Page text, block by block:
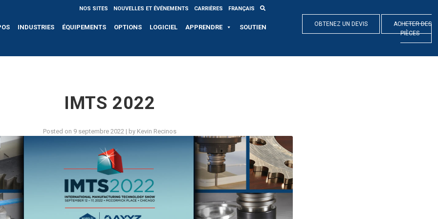
NOS SITES NOUVELLES ET ÉVÉNEMENTS CARRIÈRES FRANÇAIS
INDUSTRIES ÉQUIPEMENTS OPTIONS LOGICIEL APPRENDRE SOUTIEN OBTENEZ UN DEVIS
ACHETER DES
PIÈCES
IMTS 2022
Posted on 9 septembre 2022| by Kevin Recinos